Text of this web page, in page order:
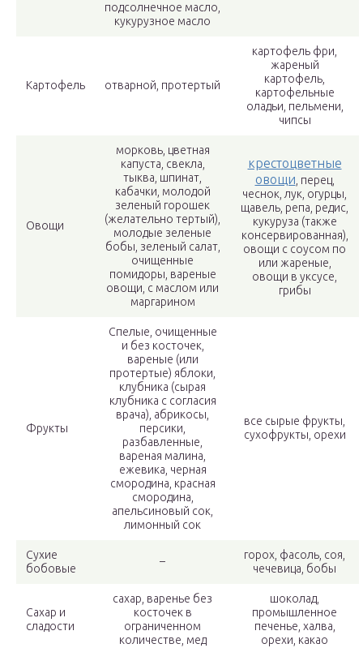
подсолнечное масло,
кукурузное масло
Картофель отварной, протертый
картофель фри,
жареный
картофель,
картофельные
оладьи, пельмени,
чипсы
Овощи
морковь, цветная
капуста, свекла,
тыква, шпинат,
кабачки, молодой
зеленый горошек
(желательно тертый),
молодые зеленые
бобы, зеленый салат,
очищенные
помидоры, вареные
овощи, с маслом или
маргарином
крестоцветные
овощи , перец,
чеснок, лук, огурцы,
щавель, репа, редис,
кукуруза (также
консервированная),
овощи с соусом по
или жареные,
овощи в уксусе,
грибы
Фрукты
Спелые, очищенные
и без косточек,
вареные (или
протертые) яблоки,
клубника (сырая
клубника с согласия
врача), абрикосы,
персики,
разбавленные,
вареная малина,
ежевика, черная
смородина, красная
смородина,
апельсиновый сок,
лимонный сок
все сырые фрукты,
сухофрукты, орехи
Сухие
бобовые
–
горох, фасоль, соя,
чечевица, бобы
Сахар и
сладости
сахар, варенье без
косточек в
ограниченном
количестве, мед
шоколад,
промышленное
печенье, халва,
орехи, какао